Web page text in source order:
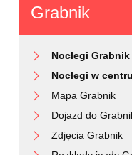
Grabnik
Noclegi Grabnik
Noclegi w
Mapa Grabnik
Dojazd do
Zdjęcia Grabnik